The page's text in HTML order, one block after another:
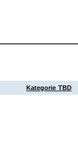
Kategorie TBD